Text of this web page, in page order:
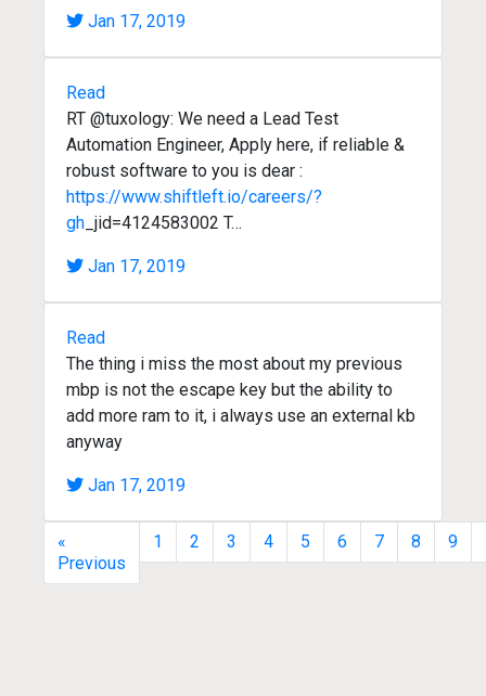
Jan 17, 2019
Read
RT @tuxology: We need a Lead Test
Automation Engineer, Apply here, if reliable &
robust software to you is dear :
https://www.shiftleft.io/careers/?
gh _jid=4124583002 T…
Jan 17, 2019
Read
The thing i miss the most about my previous
mbp is not the escape key but the ability to
add more ram to it, i always use an external kb
anyway
Jan 17, 2019
«
Previous
1 2 3 4 5 6 7 8 9